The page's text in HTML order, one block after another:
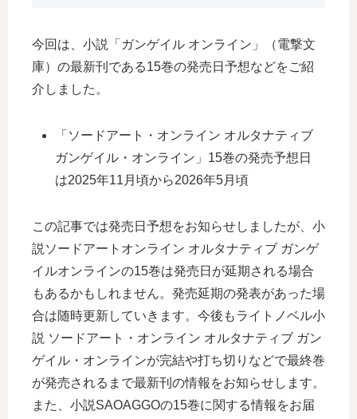
今回は、小説「ガンゲイル オンライン」（電撃文
庫）の最新刊である15巻の発売日予想などをご紹
介しました。
「ソードアート・オンライン オルタナティブ
ガンゲイル・オンライン」15巻の発売予想日
は2025年11月頃から2026年5月頃
この記事では発売日予想をお知らせしましたが、小
説ソードアートオンライン オルタナティブ ガンゲ
イルオンラインの15巻は発売日が延期される場合
もあるかもしれません。発売延期の発表があった場
合は随時更新していきます。今後もライトノベル小
説 ソードアート・オンライン オルタナティブ ガン
ゲイル・オンラインが完結や打ち切りなどで最終巻
が発売されるまで最新刊の情報をお知らせします。
また、小説SAOAGGOの15巻に関する情報をお届